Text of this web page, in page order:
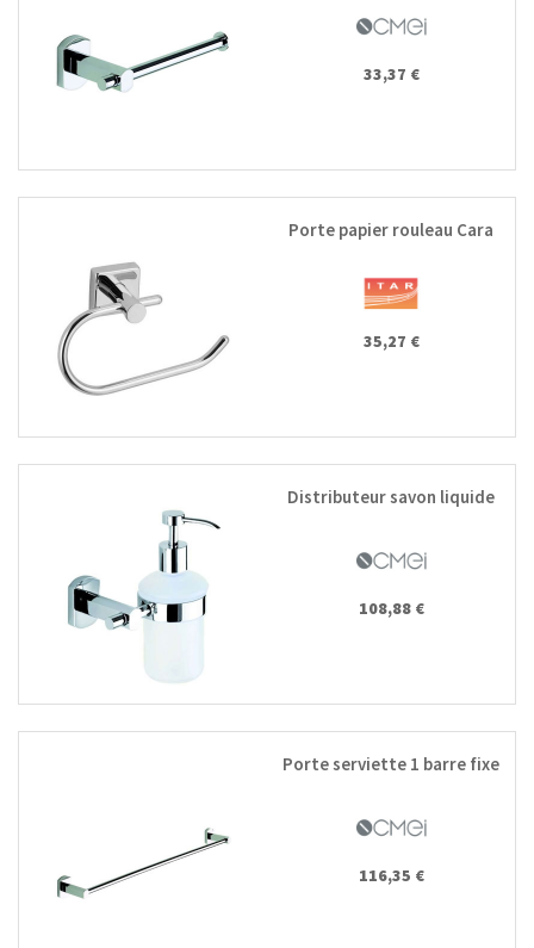
33,37 €
Porte papier rouleau Cara
35,27 €
Distributeur savon liquide
108,88 €
Porte serviette 1 barre fixe
116,35 €